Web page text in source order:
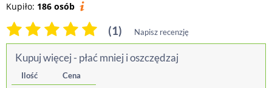
Kupiło: 186 osób
(1) Napisz recenzję
Kupuj więcej - płać mniej i oszczędzaj
Ilość
Cena